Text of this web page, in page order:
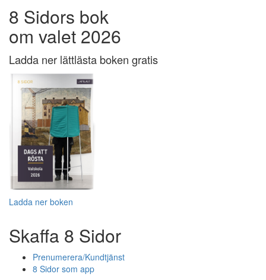
8 Sidors bok
om valet 2026
Ladda ner lättlästa boken gratis
Ladda ner boken
Skaffa 8 Sidor
Prenumerera/Kundtjänst
8 Sidor som app